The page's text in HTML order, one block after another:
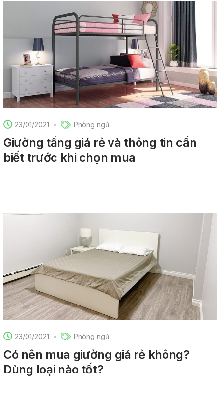
23/01/2021 Phòng ngủ
Giường tầng giá rẻ và thông tin cần
biết trước khi chọn mua
23/01/2021 Phòng ngủ
Có nên mua giường giá rẻ không?
Dùng loại nào tốt?